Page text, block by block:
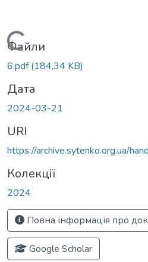
Вантажиться...
Файли
6.pdf(184,34 KB)
Дата
2024-03-21
URI
https://archive.sytenko.org.ua/
Колекції
2024
Повна інформація про
Google Scholar